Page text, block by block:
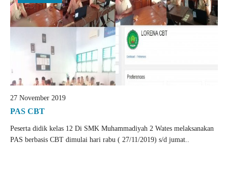
27 November 2019
PAS CBT
Peserta didik kelas 12 Di SMK Muhammadiyah 2 Wates melaksanakan
PAS berbasis CBT dimulai hari rabu ( 27/11/2019) s/d jumat..